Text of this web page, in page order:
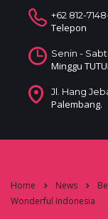
+62 812-
Telepon
Senin -
Minggu
Jl. Hang
Palembang.
Home News
Wonderful Indonesia